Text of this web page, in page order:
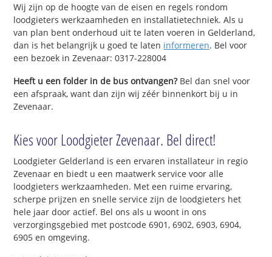
Wij zijn op de hoogte van de eisen en regels rondom
loodgieters werkzaamheden en installatietechniek. Als u
van plan bent onderhoud uit te laten voeren in Gelderland,
dan is het belangrijk u goed te laten informeren. Bel voor
een bezoek in Zevenaar: 0317-228004
Heeft u een folder in de bus ontvangen?Bel dan snel voor
een afspraak, want dan zijn wij zéér binnenkort bij u in
Zevenaar.
Kies voor Loodgieter Zevenaar. Bel direct!
Loodgieter Gelderland is een ervaren installateur in regio
Zevenaar en biedt u een maatwerk service voor alle
loodgieters werkzaamheden. Met een ruime ervaring,
scherpe prijzen en snelle service zijn de loodgieters het
hele jaar door actief. Bel ons als u woont in ons
verzorgingsgebied met postcode 6901, 6902, 6903, 6904,
6905 en omgeving.